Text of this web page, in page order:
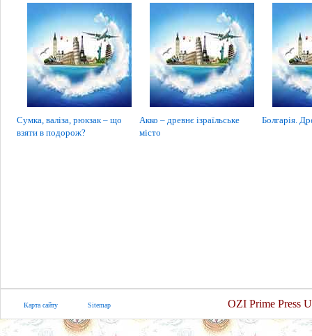
Сумка, валіза, рюкзак – що
взяти в подорож?
Акко – древнє ізраїльське
місто
Болгарія.
Карта сайту Sitemap OZI Prime Press